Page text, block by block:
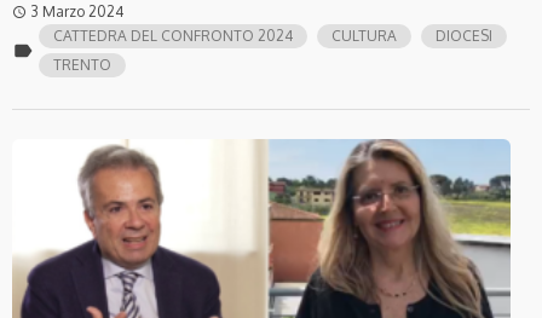
access_time 3 Marzo 2024
label
CATTEDRA DEL CONFRONTO 2024 CULTURA
DIOCESI
TRENTO